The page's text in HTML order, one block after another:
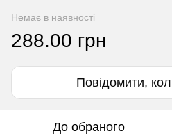
Немає в наявності
288.00 грн
Повідомити,
До обраного